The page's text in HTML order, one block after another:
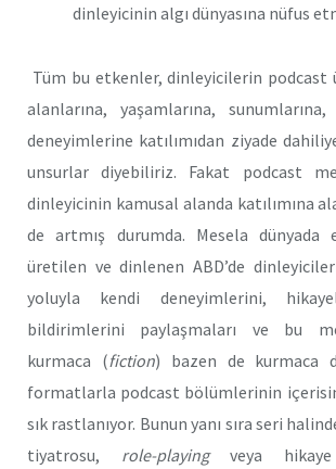
dinleyicinin algı dünyasına nüfus
Tüm bu etkenler, dinleyicilerin
alanlarına, yaşamlarına,
deneyimlerine katılımıdan ziyade
unsurlar diyebiliriz. Fakat podcast
dinleyicinin kamusal alanda katılımına
de artmış durumda. Mesela dünyada
üretilen ve dinlenen ABD’de
yoluyla kendi deneyimlerini,
bildirimlerini paylaşmaları ve bu
kurmaca (fiction) bazen de kurmaca
formatlarla podcast bölümlerinin
sık rastlanıyor. Bunun yanı sıra seri
tiyatrosu, role-playing veya